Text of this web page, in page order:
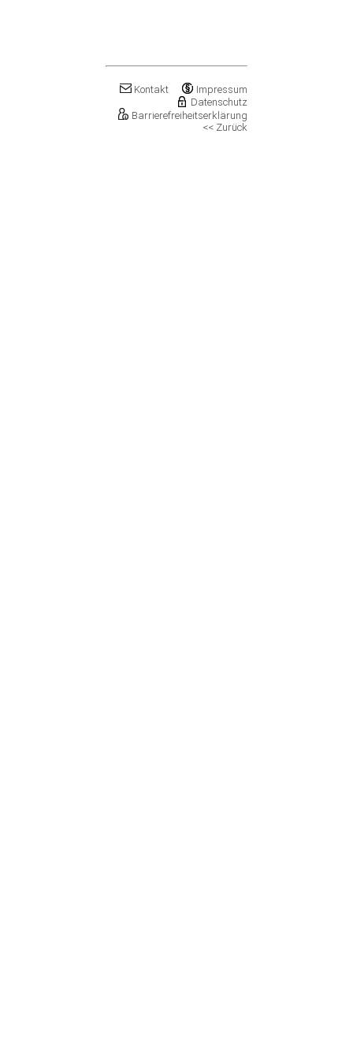
Kretzschau
Kroppenstedt, Stadt
Landsberg, Stadt
Impressum
Kontakt
Datenschutz
Barrierefreiheitserklärung
<< Zurück